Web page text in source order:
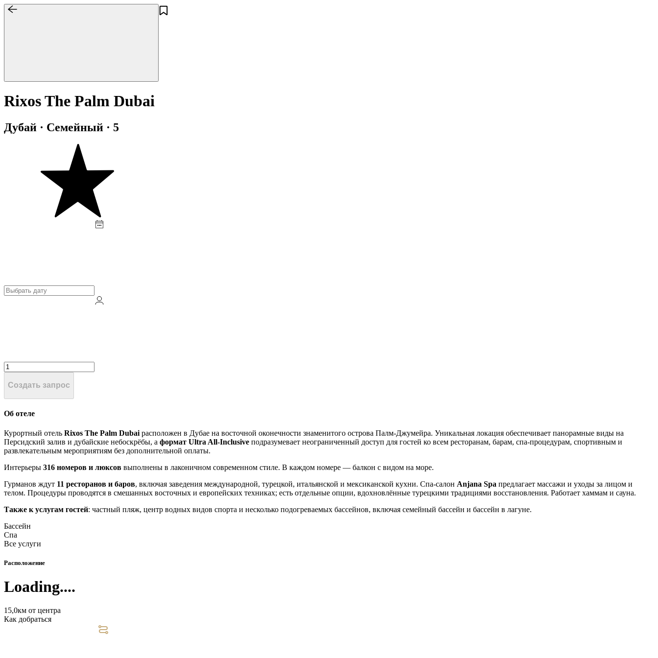
Rixos The Palm Dubai
Дубай · Семейный · 5
Создать запрос
Об отеле
Курортный отель Rixos The Palm Dubai расположен в Дубае на восточной оконечности знаменитого острова Палм-Джумейра. Уникальная локация обеспечивает панорамные виды на
Персидский залив и дубайские небоскрёбы, а формат Ultra All-Inclusive подразумевает неограниченный доступ для гостей ко всем ресторанам, барам, спа-процедурам, спортивным и
развлекательным мероприятиям без дополнительной оплаты.
Интерьеры 316 номеров и люксов выполнены в лаконичном современном стиле. В каждом номере — балкон с видом на море.
Гурманов ждут 11 ресторанов и баров, включая заведения международной, турецкой, итальянской и мексиканской кухни. Спа-салон Anjana Spa предлагает массажи и уходы за лицом и
телом. Процедуры проводятся в смешанных восточных и европейских техниках; есть отдельные опции, вдохновлённые турецкими традициями восстановления. Работает хаммам и сауна.
Также к услугам гостей: частный пляж, центр водных видов спорта и несколько подогреваемых бассейнов, включая семейный бассейн и бассейн в лагуне.
Бассейн
Спа
Все услуги
Расположение
Loading....
15,0км от центра
Как добраться